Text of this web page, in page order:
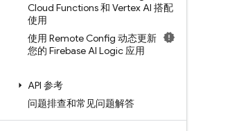
Cloud Functions 和 Vertex AI 搭配
使用
使用 Remote Config 动态更新
您的 Firebase AI Logic 应用
API 参考
问题排查和常见问题解答